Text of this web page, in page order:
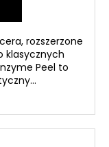
rozszerzone
klasycznych
Peel to